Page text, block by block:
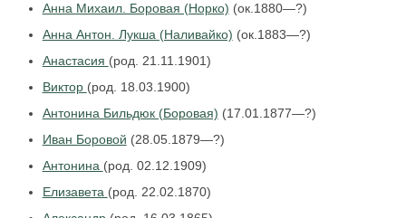
Анна Михаил. Боровая (Норко) (ок.1880—?)
Анна Антон. Лукша (Наливайко) (ок.1883—?)
Анастасия (род. 21.11.1901)
Виктор (род. 18.03.1900)
Антонина Бильдюк (Боровая) (17.01.1877—?)
Иван Боровой (28.05.1879—?)
Антонина (род. 02.12.1909)
Елизавета (род. 22.02.1870)